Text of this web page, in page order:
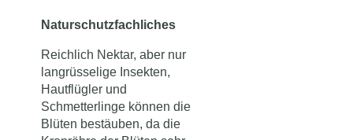
Naturschutzfachliches
Reichlich Nektar, aber nur
langrüsselige Insekten,
Hautflügler und
Schmetterlinge können die
Blüten bestäuben, da die